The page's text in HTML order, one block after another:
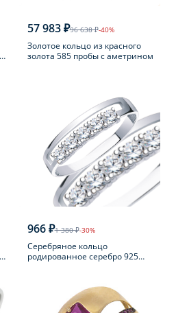
57 983 ₽96 638 ₽-40%
Золотое кольцо из красного
золота 585 пробы с аметрином
966 ₽1 380 ₽-30%
Серебряное кольцо
родированное серебро 925